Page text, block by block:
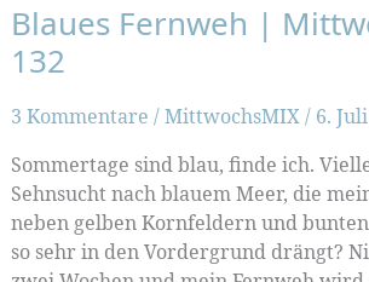
Blaues Fernweh |
132
3 Kommentare /MittwochsMIX/ 6.
Sommertage sind blau, finde ich.
Sehnsucht nach blauem Meer, die
neben gelben Kornfeldern und
so sehr in den Vordergrund drängt?